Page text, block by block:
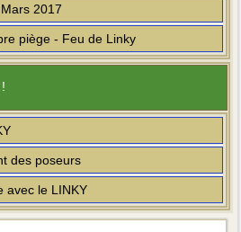
2017
piège - Feu de Linky
des poseurs
avec le LINKY